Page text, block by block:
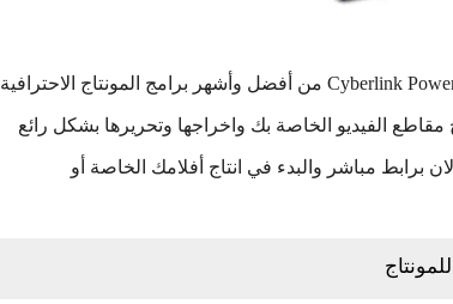
حيث يعتبر برنامج سايبر لينك باور دايركتور Cyberlink PowerDirector من أفضل وأشهر برامج المونتاج الاحترافية
مقاطع الفيديو الخاصة بك واخراجها وتحريرها بشكل رائع
برابط مباشر والبدء في انتاج أفلامك الخاصة أو